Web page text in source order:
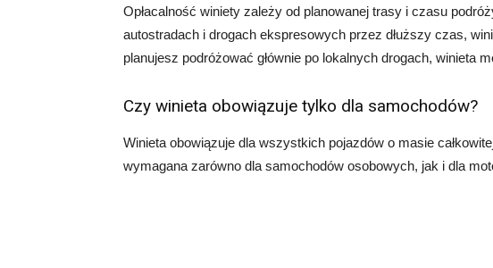
Opłacalność winiety zależy od planowanej trasy i czasu
autostradach i drogach ekspresowych przez dłuższy czas,
planujesz podróżować głównie po lokalnych drogach, winieta
Czy winieta obowiązuje tylko dla samochodów?
Winieta obowiązuje dla wszystkich pojazdów o masie
wymagana zarówno dla samochodów osobowych, jak i dla